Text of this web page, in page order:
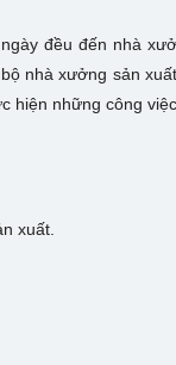
đều đến nhà
nhà xưởng sản
hiện những công
xuất.